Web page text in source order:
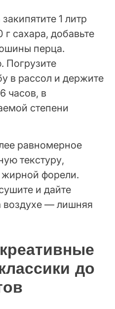
1 литр
сахара, добавьте
перца.
Погрузите
в рассол и держите
часов, в
степени
равномерное
текстуру,
форели.
и дайте
воздухе — лишняя
до